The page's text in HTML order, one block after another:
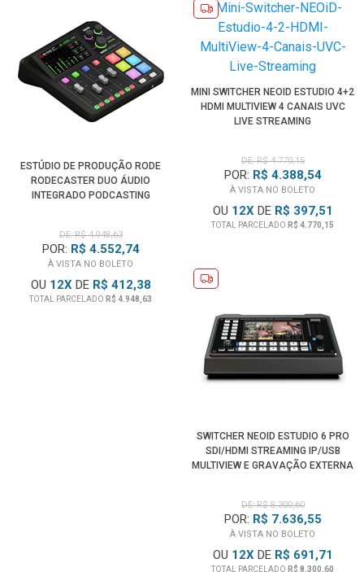
ESTÚDIO DE PRODUÇÃO RODE
RODECASTER DUO ÁUDIO
INTEGRADO PODCASTING
DE: R$ 4.948,63
POR: R$ 4.552,74
À VISTA NO BOLETO
OU 12XDE R$ 412,38
TOTAL PARCELADO R$ 4.948,63
MINI SWITCHER NEOID ESTUDIO 4+2
HDMI MULTIVIEW 4 CANAIS UVC
LIVE STREAMING
DE: R$ 4.770,15
POR: R$ 4.388,54
À VISTA NO BOLETO
OU 12XDE R$ 397,51
TOTAL PARCELADO R$ 4.770,15
SWITCHER NEOID ESTUDIO 6 PRO
SDI/HDMI STREAMING IP/USB
MULTIVIEW E GRAVAÇÃO EXTERNA
DE: R$ 8.300,60
POR: R$ 7.636,55
À VISTA NO BOLETO
OU 12XDE R$ 691,71
TOTAL PARCELADO R$ 8.300,60